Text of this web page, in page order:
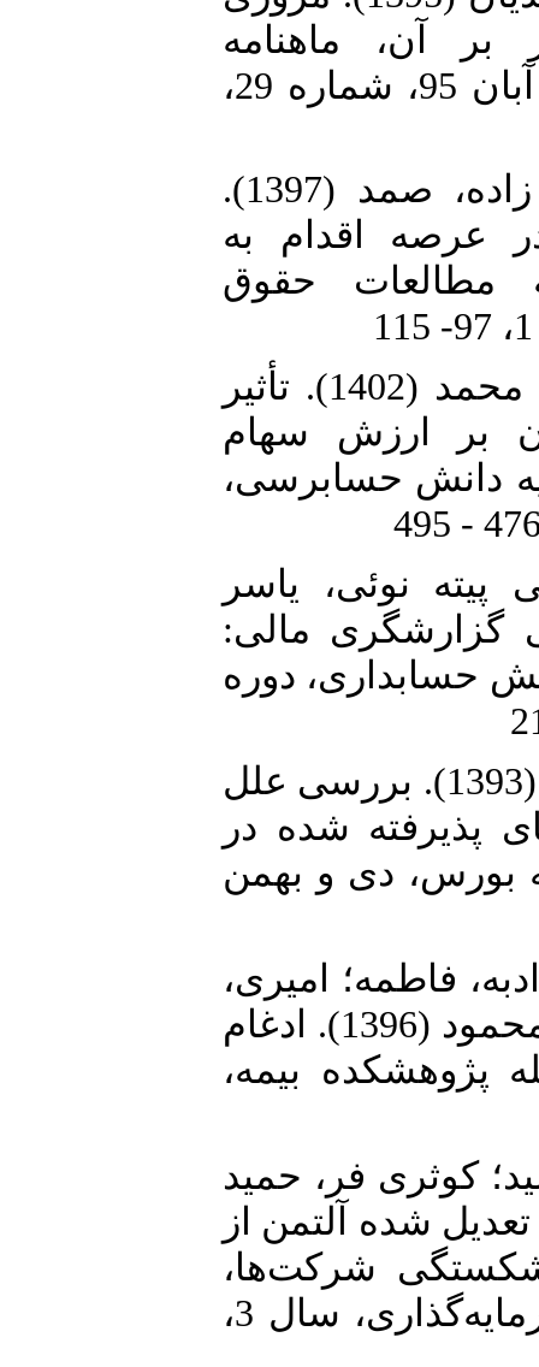
آن، ماهنامه
پژوهش‌های مدیریت و حسابداری، آبان 95، شماره 29،
14. شیروی، عبدالحسین؛ یوسف زاده، صمد (1397).
عرصه اقدام به
مطالعات حقوق
15. قدرتی زوارم، عباس؛ نوروزی، محمد (1402). تأثیر
بر ارزش سهام
دانش حسابرسی،
پیته نوئی، یاسر
گزارشگری مالی:
حسابداری، دوره
17. فرازمند، مهدی؛ عابدینی، فائزه (1393). بررسی علل
پذیرفته شده در
بورس، دی و بهمن
فاطمه؛ امیری،
فاطمه؛ بهرامی، امیر؛ حق وردیلو، محمود (1396). ادغام
پژوهشکده بیمه،
کوثری فر، حمید
تعدیل شده آلتمن از
شرکت‌ها،
فصلنامه علمی پژوهشی دانش سرمایه‌گذاری، سال 3،